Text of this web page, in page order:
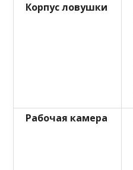
Корпус ловушки
Рабочая камера